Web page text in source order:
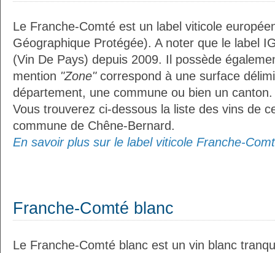
Le Franche-Comté est un label viticole
Géographique Protégée). A noter que le label
(Vin De Pays) depuis 2009. Il possède
mention "Zone"correspond à une surface
département, une commune ou bien un canton.
Vous trouverez ci-dessous la liste des vins de
commune de Chêne-Bernard.
En savoir plus sur le label viticole Franche-
Franche-Comté blanc
Le Franche-Comté blanc est un vin blanc